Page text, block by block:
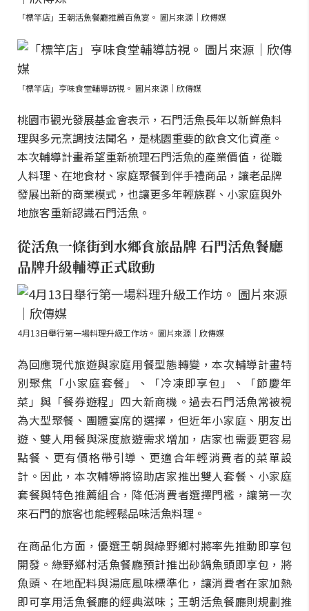
「標竿店」王朝活魚餐廳推薦百魚宴。 圖片來源｜欣傅媒
「標竿店」亨味食堂輔導訪視。 圖片來源｜欣傳媒
桃園市觀光發展基金會表示，石門活魚長年以新鮮魚料
理與多元烹調技法聞名，是桃園重要的飲食文化資產。
本次輔導計畫希望重新梳理石門活魚的產業價值，從職
人料理、在地食材、家庭聚餐到伴手禮商品，讓老品牌
發展出新的商業模式，也讓更多年輕族群、小家庭與外
地旅客重新認識石門活魚。
從活魚一條街到水鄉食旅品牌 石門活魚餐廳
品牌升級輔導正式啟動
4月13日舉行第一場料理升級工作坊。 圖片來源｜欣傳媒
為回應現代旅遊與家庭用餐型態轉變，本次輔導計畫特
別聚焦「小家庭套餐」、「冷凍即享包」、「節慶年
菜」與「餐券遊程」四大新商機。過去石門活魚常被視
為大型聚餐、團體宴席的選擇，但近年小家庭、朋友出
遊、雙人用餐與深度旅遊需求增加，店家也需要更容易
點餐、更有價格帶引導、更適合年輕消費者的菜單設
計。因此，本次輔導將協助店家推出雙人套餐、小家庭
套餐與特色推薦組合，降低消費者選擇門檻，讓第一次
來石門的旅客也能輕鬆品味活魚料理。
在商品化方面，優選王朝與綠野鄉村將率先推動即享包
開發。綠野鄉村活魚餐廳預計推出砂鍋魚頭即享包，將
魚頭、在地配料與湯底風味標準化，讓消費者在家加熱
即可享用活魚餐廳的經典滋味；王朝活魚餐廳則規劃推